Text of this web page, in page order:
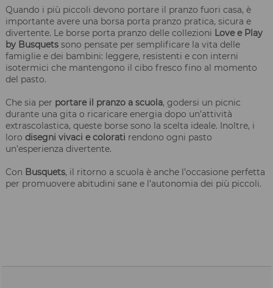
Quando i più piccoli devono portare il pranzo fuori casa, è
importante avere una borsa porta pranzo pratica, sicura e
divertente. Le borse porta pranzo delle collezioni Love e Play
by Busquets sono pensate per semplificare la vita delle
famiglie e dei bambini: leggere, resistenti e con interni
isotermici che mantengono il cibo fresco fino al momento
del pasto.
Che sia per portare il pranzo a scuola, godersi un picnic
durante una gita o ricaricare energia dopo un’attività
extrascolastica, queste borse sono la scelta ideale. Inoltre, i
loro disegni vivaci e colorati rendono ogni pasto
un’esperienza divertente.
Con Busquets, il ritorno a scuola è anche l’occasione perfetta
per promuovere abitudini sane e l’autonomia dei più piccoli.